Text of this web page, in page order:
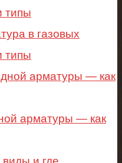
в газовых
типы
арматуры — как